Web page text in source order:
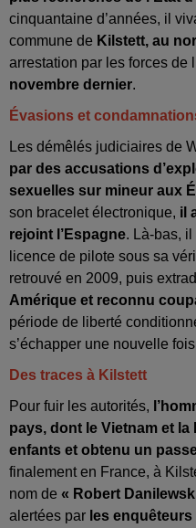
cinquantaine d’années, il
commune de Kilstett, au
arrestation par les forces de
novembre dernier.
Évasions et
Les démêlés judiciaires de
par des accusations
sexuelles sur mineur aux
son bracelet électronique, il
rejoint l’Espagne. Là-bas,
licence de pilote sous sa
retrouvé en 2009, puis
Amérique et reconnu
période de liberté
s’échapper une nouvelle
Des traces à Kilstett
Pour fuir les autorités,
pays, dont le Vietnam et
enfants et obtenu un
finalement en France, à
nom de « Robert
alertées par les